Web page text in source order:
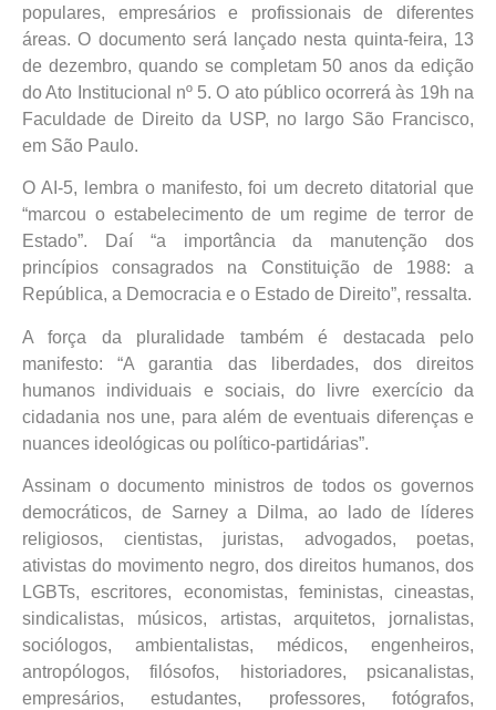
populares, empresários e profissionais de diferentes
áreas. O documento será lançado nesta quinta-feira, 13
de dezembro, quando se completam 50 anos da edição
do Ato Institucional nº 5. O ato público ocorrerá às 19h na
Faculdade de Direito da USP, no largo São Francisco,
em São Paulo.
O AI-5, lembra o manifesto, foi um decreto ditatorial que
“marcou o estabelecimento de um regime de terror de
Estado”. Daí “a importância da manutenção dos
princípios consagrados na Constituição de 1988: a
República, a Democracia e o Estado de Direito”, ressalta.
A força da pluralidade também é destacada pelo
manifesto: “A garantia das liberdades, dos direitos
humanos individuais e sociais, do livre exercício da
cidadania nos une, para além de eventuais diferenças e
nuances ideológicas ou político-partidárias”.
Assinam o documento ministros de todos os governos
democráticos, de Sarney a Dilma, ao lado de líderes
religiosos, cientistas, juristas, advogados, poetas,
ativistas do movimento negro, dos direitos humanos, dos
LGBTs, escritores, economistas, feministas, cineastas,
sindicalistas, músicos, artistas, arquitetos, jornalistas,
sociólogos, ambientalistas, médicos, engenheiros,
antropólogos, filósofos, historiadores, psicanalistas,
empresários, estudantes, professores, fotógrafos,